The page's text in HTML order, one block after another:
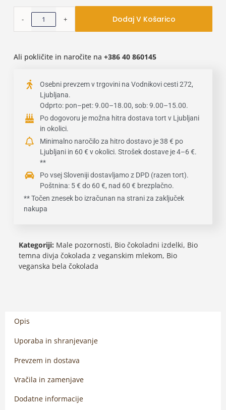
Dodaj V Košarico
Ali pokličite in naročite na +386 40 860145
Osebni prevzem v trgovini na Vodnikovi cesti 272,
Ljubljana.
Odprto: pon–pet: 9.00–18.00, sob: 9.00–15.00.
Po dogovoru je možna hitra dostava tort v Ljubljani
in okolici.
Minimalno naročilo za hitro dostavo je 38 € po
Ljubljani in 60 € v okolici. Strošek dostave je 4–6 €.
**
Po vsej Sloveniji dostavljamo z DPD (razen tort).
Poštnina: 5 € do 60 €, nad 60 € brezplačno.
** Točen znesek bo izračunan na strani za zaključek
nakupa
Kategoriji: Male pozornosti, Bio čokoladni izdelki, Bio
temna divja čokolada z veganskim mlekom, Bio
veganska bela čokolada
Opis
Uporaba in shranjevanje
Prevzem in dostava
Vračila in zamenjave
Dodatne informacije